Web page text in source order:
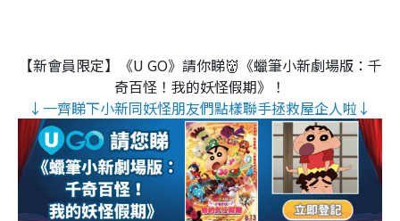
【新會員限定】《U GO》請你睇👹《蠟筆小新劇場版：千
奇百怪！我的妖怪假期》！
↓一齊睇下小新同妖怪朋友們點樣聯手拯救屋企人啦↓